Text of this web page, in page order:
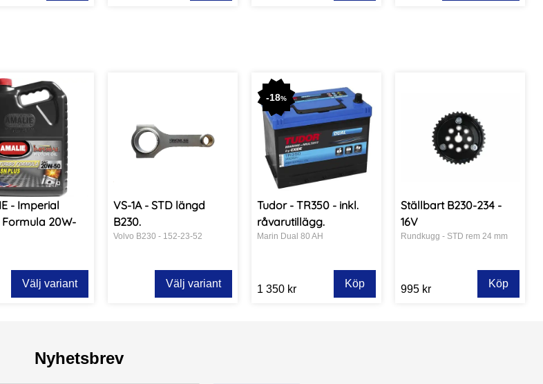
- Imperial
Formula 20W-
Välj variant
VS-1A - STD längd
B230.
Volvo B230 - 152-23-52
Välj variant
-18%
Tudor - TR350 - inkl.
råvarutillägg.
Marin Dual 80 AH
1 350 kr Köp
Ställbart B230-234 -
16V
Rundkugg - STD rem 24 mm
995 kr Köp
Nyhetsbrev